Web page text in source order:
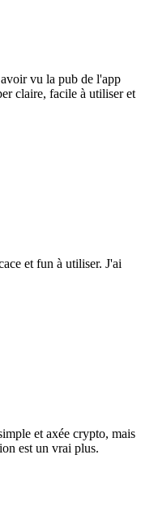
vu la pub de l'app
claire, facile à utiliser et
et fun à utiliser. J'ai
et axée crypto, mais
est un vrai plus.